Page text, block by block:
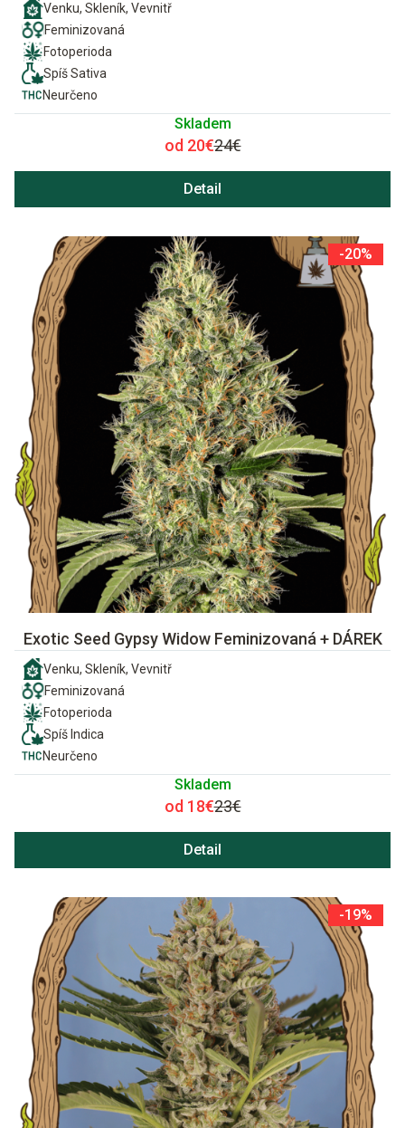
Venku, Skleník, Vevnitř
Feminizovaná
Fotoperioda
Spíš Sativa
Neurčeno
Skladem
od 20€24€
Detail
-20%
Exotic Seed Gypsy Widow Feminizovaná + DÁREK
Venku, Skleník, Vevnitř
Feminizovaná
Fotoperioda
Spíš Indica
Neurčeno
Skladem
od 18€23€
Detail
-19%